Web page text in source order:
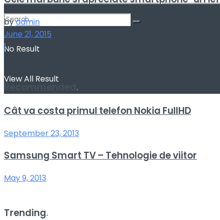
No Result
View All Result
byadmin
June 21, 2015
1
.
Cât va costa primul telefon Nokia FullHD
September 23, 2013
Samsung Smart TV – Tehnologie de viitor
May 9, 2013
Trending.